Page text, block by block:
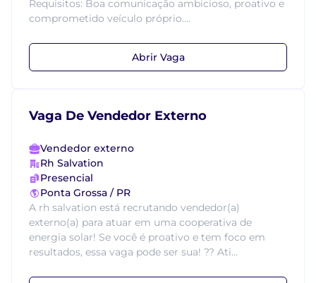
Requisitos: Boa comunicação ambicioso, proativo e
comprometido veículo próprio....
Abrir Vaga
Vaga De Vendedor Externo
Vendedor externo
Rh Salvation
Presencial
Ponta Grossa / PR
A rh salvation está recrutando vendedor(a)
externo(a) para atuar em uma cooperativa de
energia solar! Se você é proativo e tem foco em
resultados, essa vaga pode ser sua! ?? Ati...